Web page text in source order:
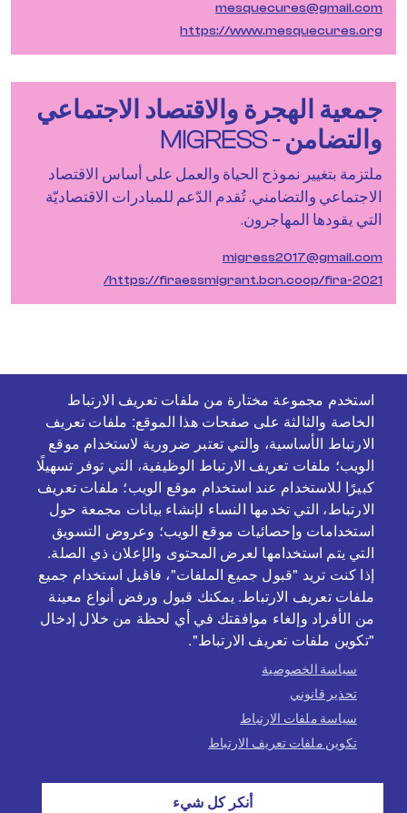
mesquecures@gmail.com
https://www.mesquecures.org
جمعية الهجرة والاقتصاد الاجتماعي
والتضامن - MIGRESS
ملتزمة بتغيير نموذج الحياة والعمل على أساس الاقتصاد
الاجتماعي والتضامني. تُقدم الدّعم للمبادرات الاقتصاديّة
التي يقودها المهاجرون.
migress2017@gmail.com
https://firaessmigrant.bcn.coop/fira-2021/
بالتعاون و بدعم من
PEU
Avís legal
Política de cookies
Política de privacitat
استخدم مجموعة مختارة من ملفات تعريف الارتباط
الخاصة والثالثة على صفحات هذا الموقع: ملفات تعريف
الارتباط الأساسية، والتي تعتبر ضرورية لاستخدام موقع
الويب؛ ملفات تعريف الارتباط الوظيفية، التي توفر تسهيلًا
كبيرًا للاستخدام عند استخدام موقع الويب؛ ملفات تعريف
الارتباط، التي تخدمها النساء لإنشاء بيانات مجمعة حول
استخدامات وإحصائيات موقع الويب؛ وعروض التسويق
التي يتم استخدامها لعرض المحتوى والإعلان ذي الصلة.
إذا كنت تريد "قبول جميع الملفات"، فاقبل استخدام جميع
ملفات تعريف الارتباط. يمكنك قبول ورفض أنواع معينة
من الأفراد وإلغاء موافقتك في أي لحظة من خلال إدخال
"تكوين ملفات تعريف الارتباط".
سياسة الخصوصية
تحذير قانوني
سياسة ملفات الارتباط
تكوين ملفات تعريف الارتباط
أنكر كل شيء